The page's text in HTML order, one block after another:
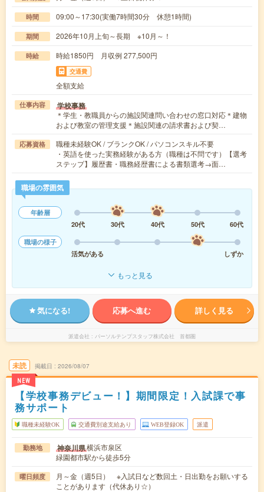
時間 09:00～17:30(実働7時間30分 休憩1時間)
期間 2026年10月上旬～長期 ※10月～！
時給 時給1850円 月収例 277,500円
交通費
全額支給
仕事内容 学校事務
＊学生・教職員からの施設関連問い合わせの窓口対応＊建物
および教室の管理支援＊施設関連の請求書および契…
応募資格
職種未経験OK / ブランクOK / パソコンスキル不要
・英語を使った実務経験がある方（職種は不問です）【選考
ステップ】履歴書・職務経歴書による書類選考→面…
職場の雰囲気
年齢層
20代
30代 40代 50代
60代
職場の様子
活気がある
しずか
もっと見る
気になる! 応募へ進む 詳しく見る
派遣会社 パーソルテンプスタッフ株式会社 首都圏
未読
NEW
掲載日 2026/08/07
【学校事務デビュー！】期間限定！入試課で事
務サポート
職種未経験OK 交通費別途支給あり WEB登録OK 派遣
勤務地 神奈川県横浜市泉区
緑園都市駅から徒歩5分
曜日頻度
月～金（週5日） ※入試日など数回土・日出勤をお願いする
ことがあります（代休あり☆）